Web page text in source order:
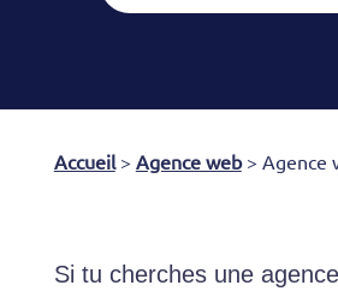
Accueil> Agence web> Agence
Si tu cherches une